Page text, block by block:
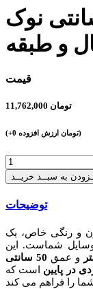
درب 80 سانتی نوک
و طبقه
قیمت
11,762,000 تومان
(+0 تومان ارزش افزوده)
به سبــد خریــد
توضیحات
و رنگی خاص، یک
وسایل شماست. این
و عمق
50 سانتی‌
در پایین است که